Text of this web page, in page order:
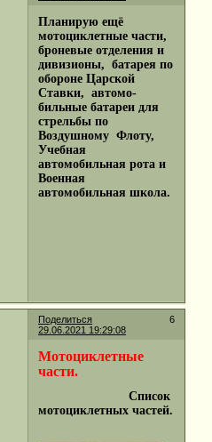
Планирую ещё
мотоциклетные части,
броневые отделения и
дивизионы, батарея по
обороне Царской
Ставки, автомо-
бильные батареи для
стрельбы по
Воздушному Флоту,
Учебная
автомобильная рота и
Военная
автомобильная школа.
Поделиться
6
29.06.2021 19:29:08
Мотоциклетные
части.
Список
мотоциклетных частей.